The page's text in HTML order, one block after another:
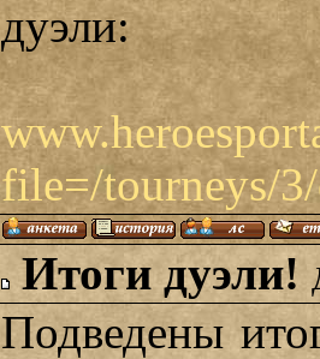
дуэли:
file=/tourneys/
Итоги дуэли!
Подведены